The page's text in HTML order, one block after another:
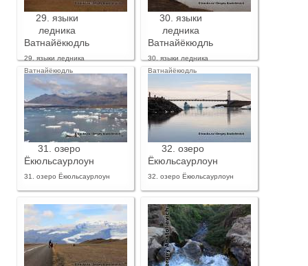
29. языки
ледника
Ватнайёкюдль
29. языки ледника
Ватнайёкюдль
30. языки
ледника
Ватнайёкюдль
30. языки ледника
Ватнайёкюдль
31. озеро
Ёкюльсаурлоун
31. озеро Ёкюльсаурлоун
32. озеро
Ёкюльсаурлоун
32. озеро Ёкюльсаурлоун